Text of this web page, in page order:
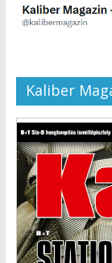
Kaliber